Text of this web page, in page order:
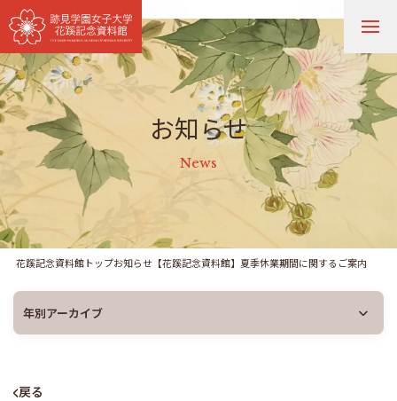
施設案内 / アクセス
お知らせ
展覧会
コレクション
刊行物・グッズ
お知らせ
News
花蹊記念資料館トップお知らせ 【花蹊記念資料館】夏季休業期間に関するご案内
戻る